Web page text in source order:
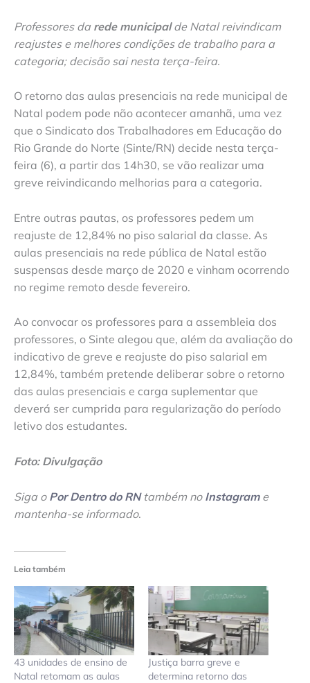
Professores da rede municipalde Natal reivindicam
reajustes e melhores condições de trabalho para a
categoria; decisão sai nesta terça-feira.
O retorno das aulas presenciais na rede municipal de
Natal podem pode não acontecer amanhã, uma vez
que o Sindicato dos Trabalhadores em Educação do
Rio Grande do Norte (Sinte/RN) decide nesta terça-
feira (6), a partir das 14h30, se vão realizar uma
greve reivindicando melhorias para a categoria.
Entre outras pautas, os professores pedem um
reajuste de 12,84% no piso salarial da classe. As
aulas presenciais na rede pública de Natal estão
suspensas desde março de 2020 e vinham ocorrendo
no regime remoto desde fevereiro.
Ao convocar os professores para a assembleia dos
professores, o Sinte alegou que, além da avaliação do
indicativo de greve e reajuste do piso salarial em
12,84%, também pretende deliberar sobre o retorno
das aulas presenciais e carga suplementar que
deverá ser cumprida para regularização do período
letivo dos estudantes.
Foto: Divulgação
Siga o Por Dentro do RNtambém no Instagrame
mantenha-se informado.
Leia também
43 unidades de ensino de
Natal retomam as aulas
Justiça barra greve e
determina retorno das